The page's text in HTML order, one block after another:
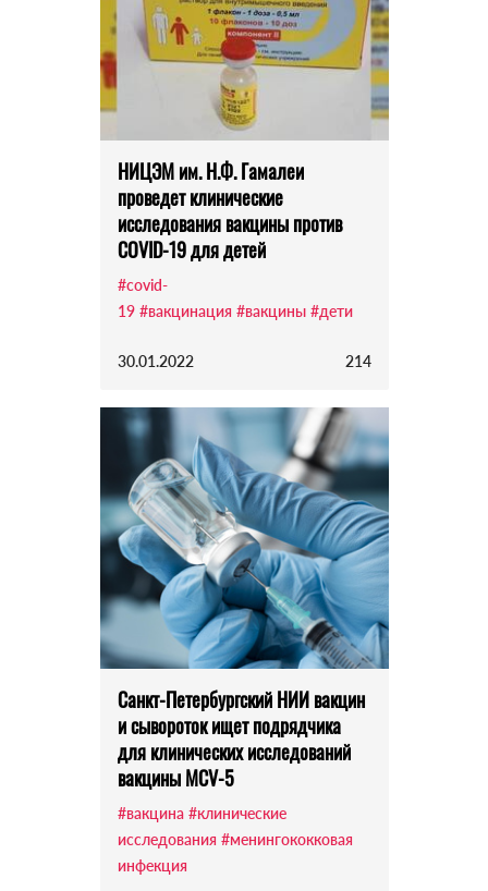
НИЦЭМ им. Н.Ф. Гамалеи
проведет клинические
исследования вакцины против
COVID-19 для детей
#covid-
19 #вакцинация #вакцины #дети
30.01.2022 214
Санкт-Петербургский НИИ вакцин
и сывороток ищет подрядчика
для клинических исследований
вакцины MCV-5
#вакцина #клинические
исследования #менингококковая
инфекция